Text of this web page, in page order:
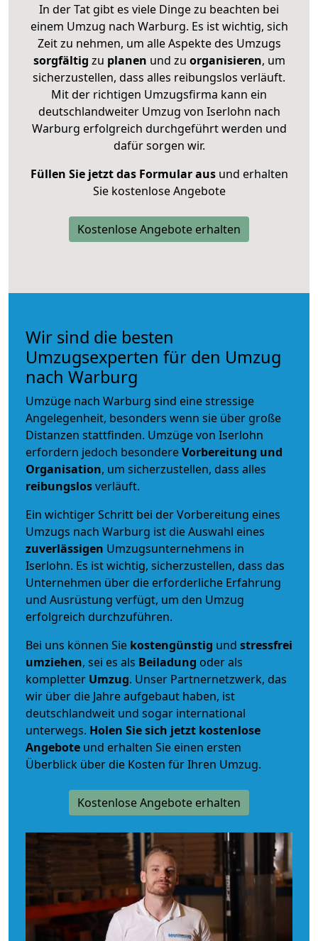
In der Tat gibt es viele Dinge zu beachten bei
einem Umzug nach Warburg. Es ist wichtig, sich
Zeit zu nehmen, um alle Aspekte des Umzugs
sorgfältig zu planen und zu organisieren, um
sicherzustellen, dass alles reibungslos verläuft.
Mit der richtigen Umzugsfirma kann ein
deutschlandweiter Umzug von Iserlohn nach
Warburg erfolgreich durchgeführt werden und
dafür sorgen wir.
Füllen Sie jetzt das Formular ausund erhalten
Sie kostenlose Angebote
Kostenlose Angebote erhalten
Wir sind die besten
Umzugsexperten für den Umzug
nach Warburg
Umzüge nach Warburg sind eine stressige
Angelegenheit, besonders wenn sie über große
Distanzen stattfinden. Umzüge von Iserlohn
erfordern jedoch besondereVorbereitung und
Organisation, um sicherzustellen, dass alles
reibungslosverläuft.
Ein wichtiger Schritt bei der Vorbereitung eines
Umzugs nach Warburg ist die Auswahl eines
zuverlässigen Umzugsunternehmens in
Iserlohn. Es ist wichtig, sicherzustellen, dass das
Unternehmen über die erforderliche Erfahrung
und Ausrüstung verfügt, um den Umzug
erfolgreich durchzuführen.
Bei uns können Sie kostengünstig und stressfrei
umziehen, sei es als Beiladung oder als
kompletter Umzug. Unser Partnernetzwerk, das
wir über die Jahre aufgebaut haben, ist
deutschlandweit und sogar international
unterwegs. Holen Sie sich jetzt kostenlose
Angebote und erhalten Sie einen ersten
Überblick über die Kosten für Ihren Umzug.
Kostenlose Angebote erhalten